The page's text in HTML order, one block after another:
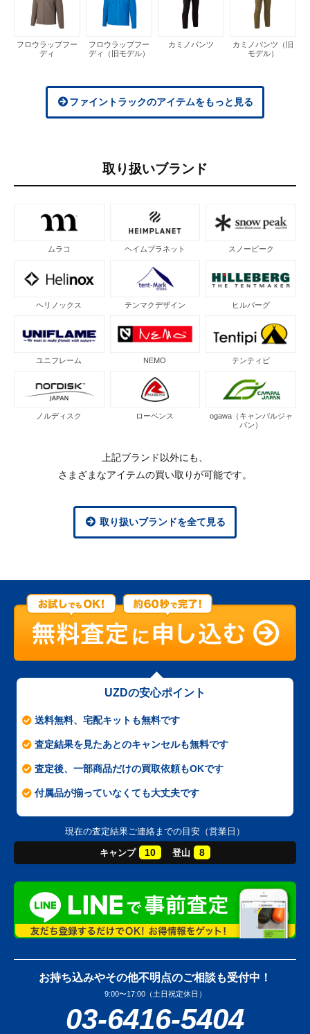
フロウラップフー
ディ
フロウラップフー
ディ（旧モデル）
カミノパンツ
カミノパンツ（旧
モデル）
ファイントラックのアイテムをもっと見る
取り扱いブランド
ムラコ ヘイムプラネット スノーピーク
ヘリノックス テンマクデザイン ヒルバーグ
ユニフレーム NEMO テンティピ
ノルディスク ローベンス
ogawa（キャンパルジャ
パン）
上記ブランド以外にも、
さまざまなアイテムの買い取りが可能です。
取り扱いブランドを全て見る
UZDの安心ポイント
送料無料、宅配キットも無料です
査定結果を見たあとのキャンセルも無料です
査定後、一部商品だけの買取依頼もOKです
付属品が揃っていなくても大丈夫です
現在の査定結果ご連絡までの目安（営業日）
キャンプ 10 登山 8
お持ち込みやその他不明点のご相談も受付中！
9:00〜17:00（土日祝定休日）
03-6416-5404